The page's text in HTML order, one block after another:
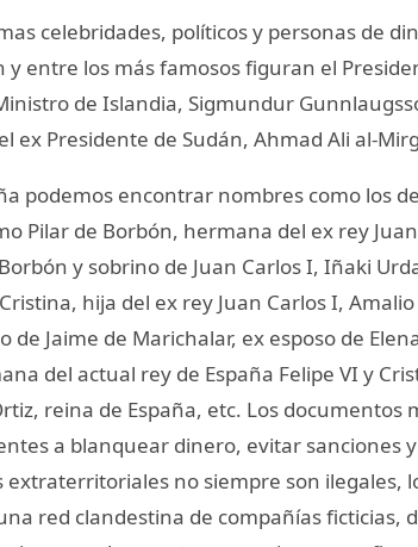
celebridades, políticos y personas de
y entre los más famosos figuran el
de Islandia, Sigmundur
ex Presidente de Sudán, Ahmad Ali al-
podemos encontrar nombres como los
Pilar de Borbón, hermana del ex rey
y sobrino de Juan Carlos I, Iñaki
hija del ex rey Juan Carlos I,
de Jaime de Marichalar, ex esposo de
del actual rey de España Felipe VI y
reina de España, etc. Los documentos
a blanquear dinero, evitar sanciones
extraterritoriales no siempre son ilegales,
red clandestina de compañías ficticias,